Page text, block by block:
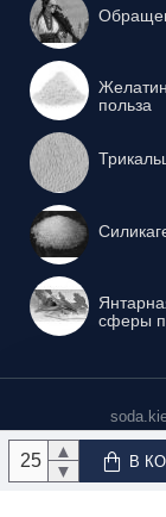
▲
▼
В
польза
сферы